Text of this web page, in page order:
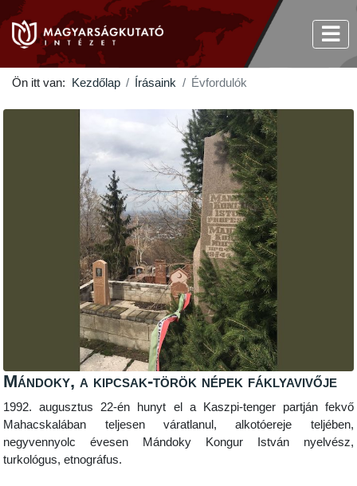
Ön itt van: Kezdőlap Írásaink Évfordulók
Mándoky, a kipcsak-török népek fáklyavivője
1992. augusztus 22-én hunyt el a Kaszpi-tenger partján fekvő
Mahacskalában teljesen váratlanul, alkotóereje teljében,
negyvennyolc évesen Mándoky Kongur István nyelvész,
turkológus, etnográfus.